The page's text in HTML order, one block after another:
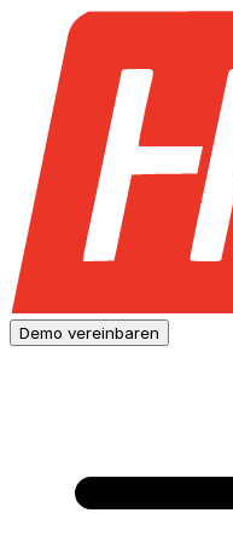
Demo vereinbaren